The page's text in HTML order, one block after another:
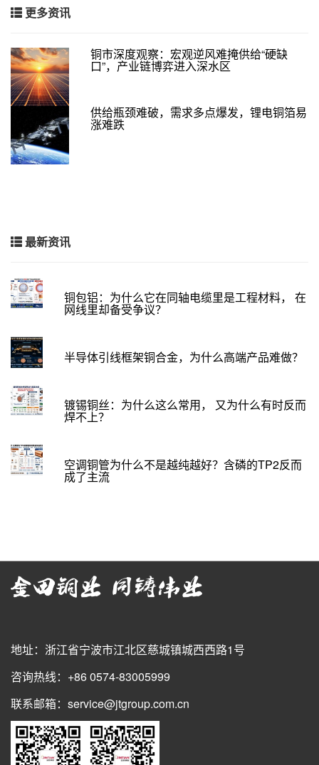
更多资讯
铜市深度观察：宏观逆风难掩供给“硬缺
口”，产业链博弈进入深水区
供给瓶颈难破，需求多点爆发，锂电铜箔易
涨难跌
最新资讯
铜包铝：为什么它在同轴电缆里是工程材料， 在
网线里却备受争议？
半导体引线框架铜合金，为什么高端产品难做？
镀锡铜丝：为什么这么常用， 又为什么有时反而
焊不上？
空调铜管为什么不是越纯越好？含磷的TP2反而
成了主流
地址：浙江省宁波市江北区慈城镇城西西路1号
咨询热线：+86 0574-83005999
联系邮箱：service@jtgroup.com.cn